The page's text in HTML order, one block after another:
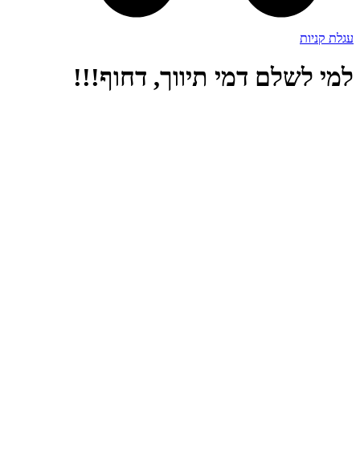
עגלת קניות
למי לשלם דמי תיווך, דחוף!!!